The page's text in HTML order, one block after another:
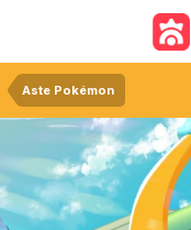
Aste Pokémon